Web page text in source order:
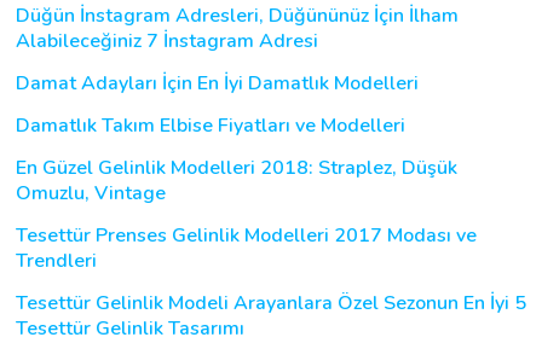
Düğün İnstagram Adresleri, Düğününüz İçin İlham
Alabileceğiniz 7 İnstagram Adresi
Damat Adayları İçin En İyi Damatlık Modelleri
Damatlık Takım Elbise Fiyatları ve Modelleri
En Güzel Gelinlik Modelleri 2018: Straplez, Düşük
Omuzlu, Vintage
Tesettür Prenses Gelinlik Modelleri 2017 Modası ve
Trendleri
Tesettür Gelinlik Modeli Arayanlara Özel Sezonun En İyi 5
Tesettür Gelinlik Tasarımı